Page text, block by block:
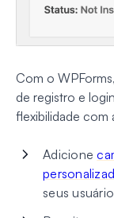
Com o
de registro e
flexibilidade com
Adicione
seus